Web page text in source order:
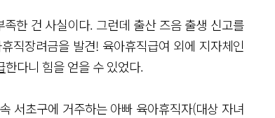
한 건 사실이다. 그런데 출산 즈음 출생 신고를
직장려금을 발견! 육아휴직급여 외에 지자체인
한다니 힘을 얻을 수 있었다.
서초구에 거주하는 아빠 육아휴직자(대상 자녀